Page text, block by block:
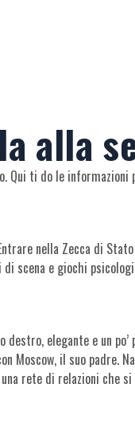
alla
Qui ti do le
nella Zecca di
scena e giochi
elegante e un
il suo padre.
rete di relazioni che